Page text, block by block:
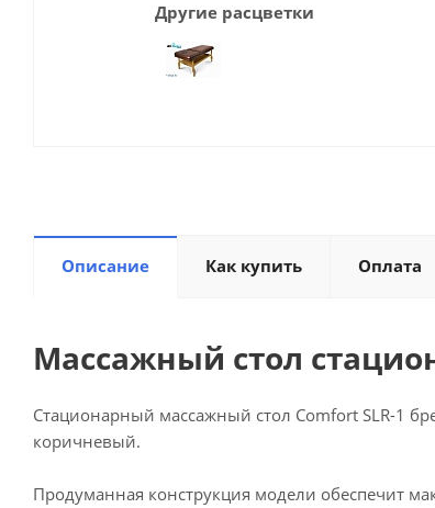
Другие расцветки
Описание Как купить Оплата
Массажный стол
Стационарный массажный стол Comfort SLR-1
коричневый.
Продуманная конструкция модели обеспечит